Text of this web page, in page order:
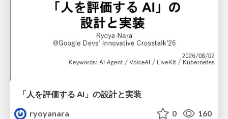
「人を評価する AI」の 設計と実装
ryoyanara
0 160